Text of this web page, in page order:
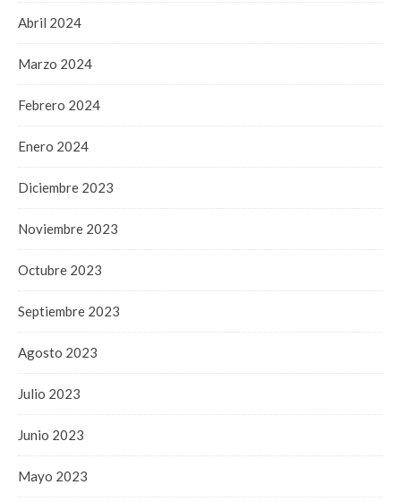
Abril 2024
Marzo 2024
Febrero 2024
Enero 2024
Diciembre 2023
Noviembre 2023
Octubre 2023
Septiembre 2023
Agosto 2023
Julio 2023
Junio 2023
Mayo 2023